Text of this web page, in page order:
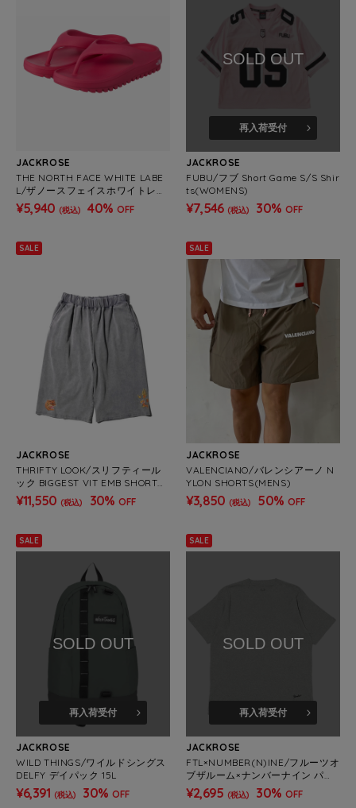
JACKROSE
THE NORTH FACE WHITE LABE
L/ザノースフェイスホワイトレー
ベル CAMPER S FLIP
¥5,940 (税込) 40% OFF
SOLD OUT
再入荷受付
JACKROSE
FUBU/フブ Short Game S/S Shir
ts(WOMENS)
¥7,546 (税込) 30% OFF
SALE
JACKROSE
THRIFTY LOOK/スリフティール
ック BIGGEST VIT EMB SHORT
(MENS)
¥11,550 (税込) 30% OFF
SALE
JACKROSE
VALENCIANO/バレンシアーノ N
YLON SHORTS(MENS)
¥3,850 (税込) 50% OFF
SALE
SOLD OUT
再入荷受付
JACKROSE
WILD THINGS/ワイルドシングス
DELFY デイパック 15L
¥6,391 (税込) 30% OFF
SALE
SOLD OUT
再入荷受付
JACKROSE
FTL×NUMBER(N)INE/フルーツオ
ブザルーム×ナンバーナイン パッ
ク SS T-SHIRTS(MENS)
¥2,695 (税込) 30% OFF